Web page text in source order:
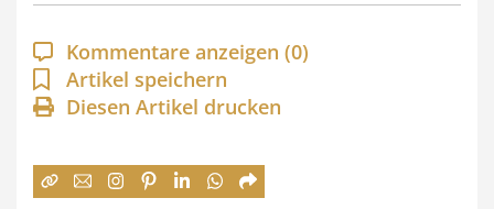
p
a
n
n
:
Kommentare anzeigen (0)
Artikel speichern
Diesen Artikel drucken